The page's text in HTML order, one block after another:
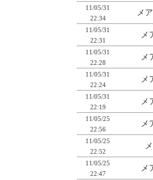
11/05/31
22:34
メ
11/05/31
22:31
メ
11/05/31
22:28
メ
11/05/31
22:24
メ
11/05/31
22:19
メ
11/05/25
22:56
メ
11/05/25
22:52
11/05/25
22:47
メ